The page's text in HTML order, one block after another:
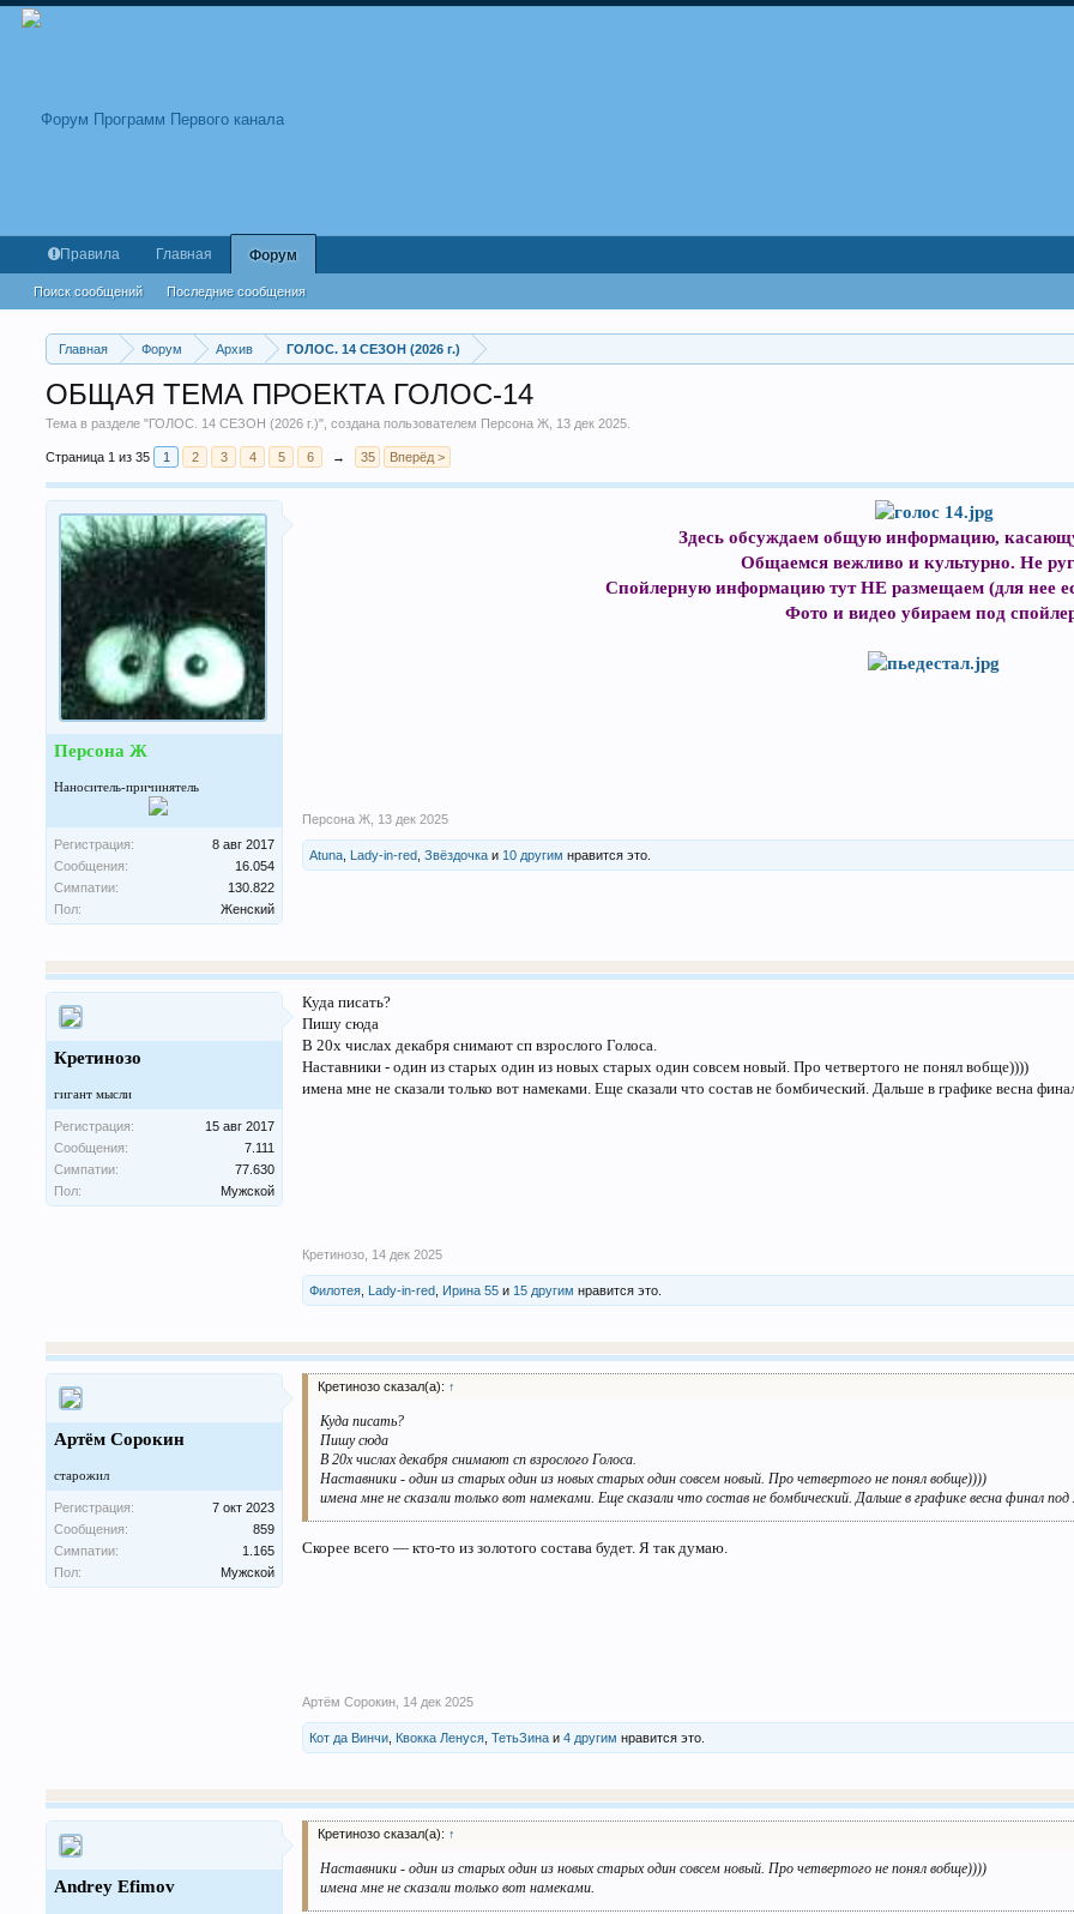
Главная Форум Архив ГОЛОС. 14 СЕЗОН (2026 г.)
ОБЩАЯ ТЕМА ПРОЕКТА ГОЛОС-14
Тема в разделе "ГОЛОС. 14 СЕЗОН (2026 г.)", создана пользователем Персона Ж 13 дек 2025
Страница 1 из 35 1 2 3 4 5 6 → 35 Вперёд >
Персона Ж
Наноситель-причинятель
Регистрация:
8 авг 2017
Сообщения:
16.054
Симпатии:
130.822
Пол:
Женский
Здесь обсуждаем общую информацию,
Общаемся вежливо и культурно. Не
Спойлерную информацию тут НЕ размещаем (для нее
Фото и видео убираем под
Персона Ж 13 дек 2025
Atuna Lady-in-red ,Звёздочка и 10 другим нравится это.
Кретинозо
гигант мысли
Регистрация:
15 авг 2017
Сообщения:
7.111
Симпатии:
77.630
Пол:
Мужской
Куда писать?
Пишу сюда
В 20х числах декабря снимают сп взрослого Голоса.
Наставники - один из старых один из новых старых один совсем новый. Про четвертого не понял вобще))))
имена мне не сказали только вот намеками. Еще сказали что состав не бомбический. Дальше в графике весна
Кретинозо 14 дек 2025
Филотея Lady-in-red Ирина 55 и 15 другим нравится это.
Артём Сорокин
старожил
Регистрация:
7 окт 2023
Сообщения:
859
Симпатии:
1.165
Пол:
Мужской
Кретинозо сказал(а): ↑
Куда писать?
Пишу сюда
В 20х числах декабря снимают сп взрослого Голоса.
Наставники - один из старых один из новых старых один совсем новый. Про четвертого не понял вобще))))
имена мне не сказали только вот намеками. Еще сказали что состав не бомбический. Дальше в графике весна финал под
Скорее всего — кто-то из золотого состава будет. Я так думаю.
Артём Сорокин 14 дек 2025
Кот да Винчи Квокка Ленуся ,ТетьЗина и4 другим нравится это.
Andrey Efimov
Кретинозо сказал(а): ↑
Наставники - один из старых один из новых старых один совсем новый. Про четвертого не понял вобще))))
имена мне не сказали только вот намеками.
Правила Главная Форум
Поиск сообщений Последние сообщения